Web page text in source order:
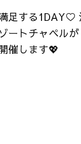
足する1DAY♡
ートチャペル
催します💖